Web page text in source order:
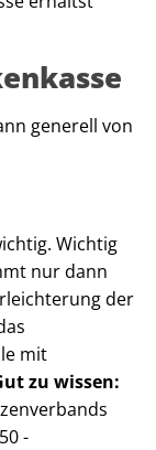
generell von
Wichtig
nur dann
der
mit
zu wissen:
-